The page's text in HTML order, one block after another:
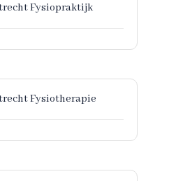
Fysiopraktijk
Fysiotherapie